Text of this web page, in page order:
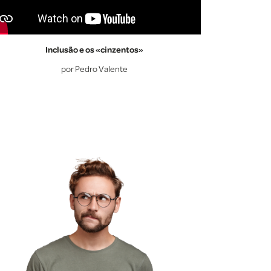
Inclusão e os «cinzentos»
por Pedro Valente